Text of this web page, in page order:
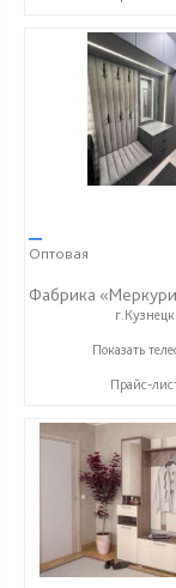
—
Оптовая
г.Кузнецк
+7 (8415) 73-
Показать
Прайс-